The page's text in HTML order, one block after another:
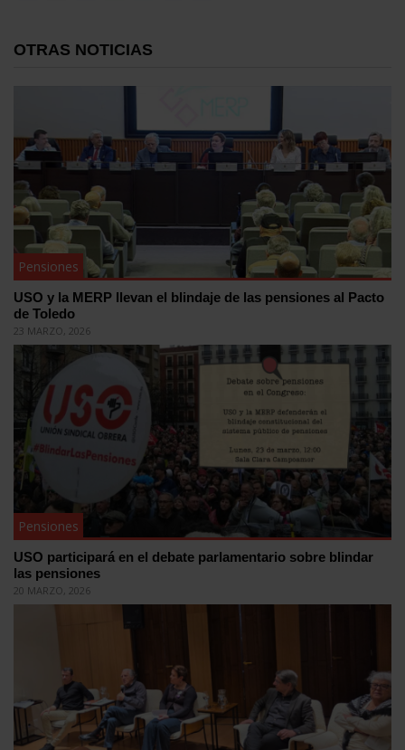
OTRAS NOTICIAS
Pensiones
USO y la MERP llevan el blindaje de las pensiones al Pacto
de Toledo
23 MARZO, 2026
Pensiones
USO participará en el debate parlamentario sobre blindar
las pensiones
20 MARZO, 2026